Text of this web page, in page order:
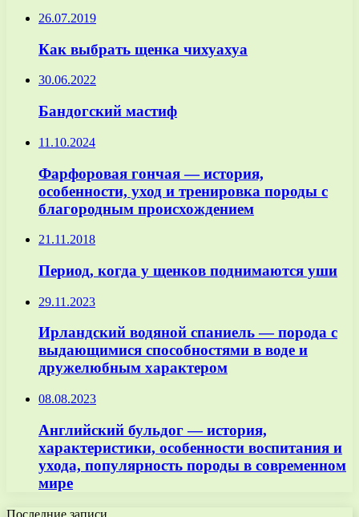
26.07.2019
Как выбрать щенка чихуахуа
30.06.2022
Бандогский мастиф
11.10.2024
Фарфоровая гончая — история,
особенности, уход и тренировка породы с
благородным происхождением
21.11.2018
Период, когда у щенков поднимаются уши
29.11.2023
Ирландский водяной спаниель — порода с
выдающимися способностями в воде и
дружелюбным характером
08.08.2023
Английский бульдог — история,
характеристики, особенности воспитания и
ухода, популярность породы в современном
мире
Последние записи